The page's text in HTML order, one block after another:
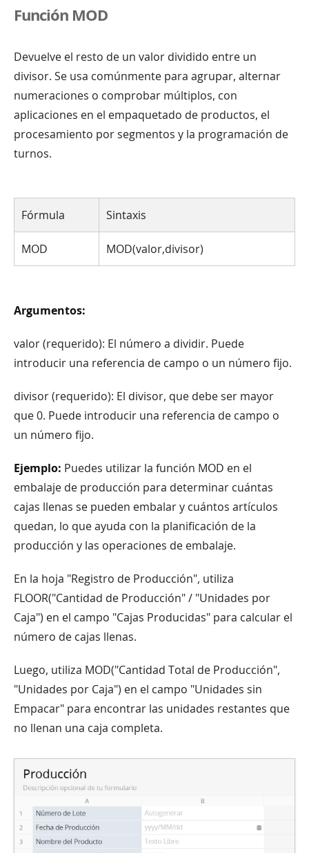
Función MOD
Devuelve el resto de un valor dividido entre un
divisor. Se usa comúnmente para agrupar, alternar
numeraciones o comprobar múltiplos, con
aplicaciones en el empaquetado de productos, el
procesamiento por segmentos y la programación de
turnos.
Fórmula Sintaxis
MOD MOD(valor,divisor)
Argumentos:
valor (requerido): El número a dividir. Puede
introducir una referencia de campo o un número fijo.
divisor (requerido): El divisor, que debe ser mayor
que 0. Puede introducir una referencia de campo o
un número fijo.
Ejemplo: Puedes utilizar la función MOD en el
embalaje de producción para determinar cuántas
cajas llenas se pueden embalar y cuántos artículos
quedan, lo que ayuda con la planificación de la
producción y las operaciones de embalaje.
En la hoja "Registro de Producción", utiliza
FLOOR("Cantidad de Producción" / "Unidades por
Caja") en el campo "Cajas Producidas" para calcular el
número de cajas llenas.
Luego, utiliza MOD("Cantidad Total de Producción",
"Unidades por Caja") en el campo "Unidades sin
Empacar" para encontrar las unidades restantes que
no llenan una caja completa.